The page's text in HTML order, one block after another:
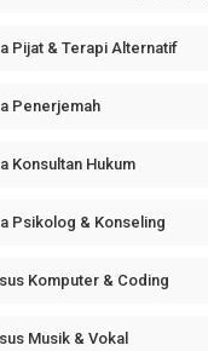
Pijat & Terapi Alternatif
Penerjemah
Konsultan Hukum
Psikolog & Konseling
Komputer & Coding
Musik & Vokal